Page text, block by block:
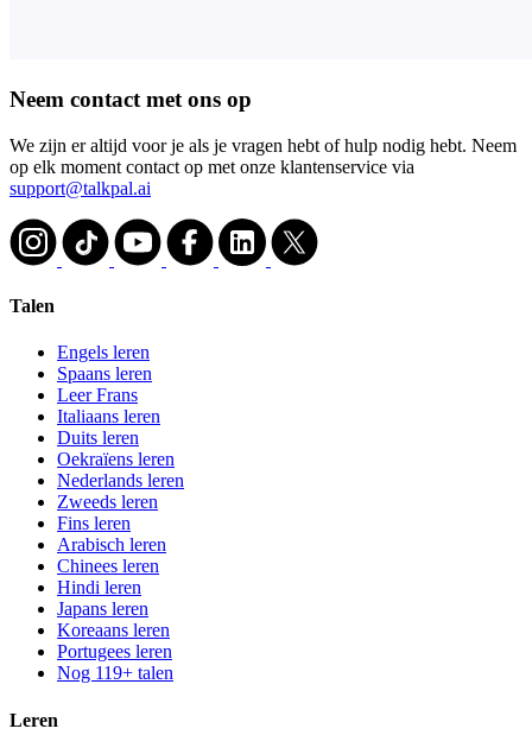
Neem contact met ons op
We zijn er altijd voor je als je vragen hebt of hulp nodig hebt. Neem
op elk moment contact op met onze klantenservice via
support@talkpal.ai
Talen
Engels leren
Spaans leren
Leer Frans
Italiaans leren
Duits leren
Oekraïens leren
Nederlands leren
Zweeds leren
Fins leren
Arabisch leren
Chinees leren
Hindi leren
Japans leren
Koreaans leren
Portugees leren
Nog 119+ talen
Leren